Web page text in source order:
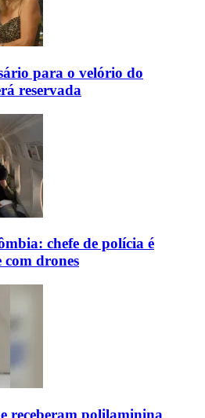
para o velório do
reservada
chefe de polícia é
drones
receberam polilaminina